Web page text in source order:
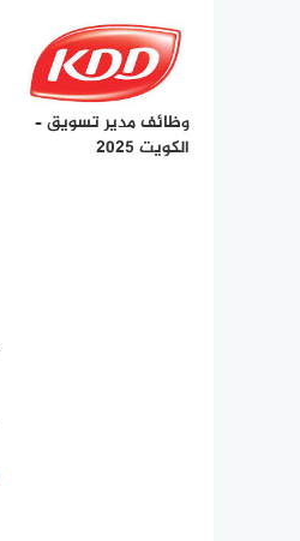
وظائف مدير تسويق –
الكويت 2025